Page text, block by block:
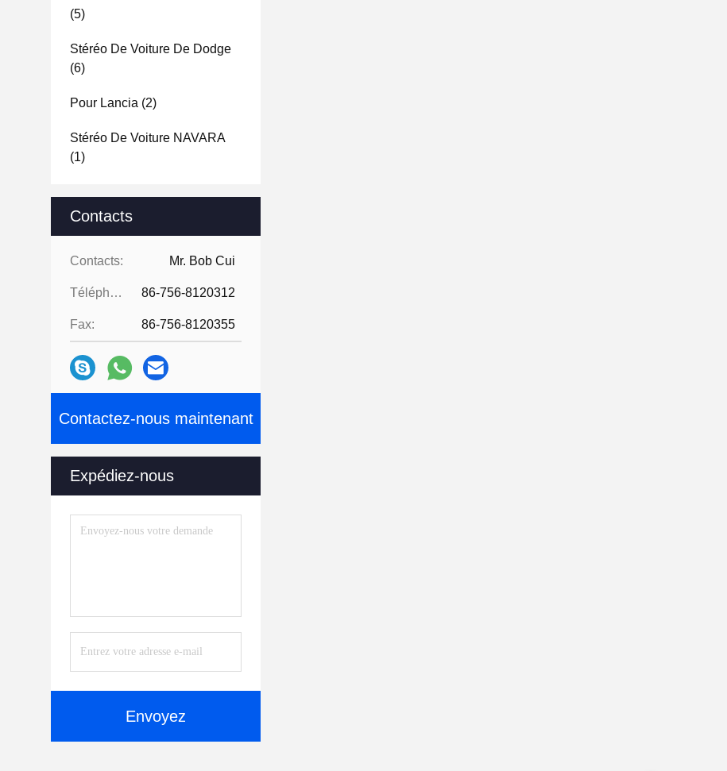
(5)
Stéréo De Voiture De Dodge
(6)
Pour Lancia (2)
Stéréo De Voiture NAVARA
(1)
Contacts
Contacts: Mr. Bob Cui
Téléphone: 86-756-8120312
Fax: 86-756-8120355
Contactez-nous maintenant
Expédiez-nous
Envoyez